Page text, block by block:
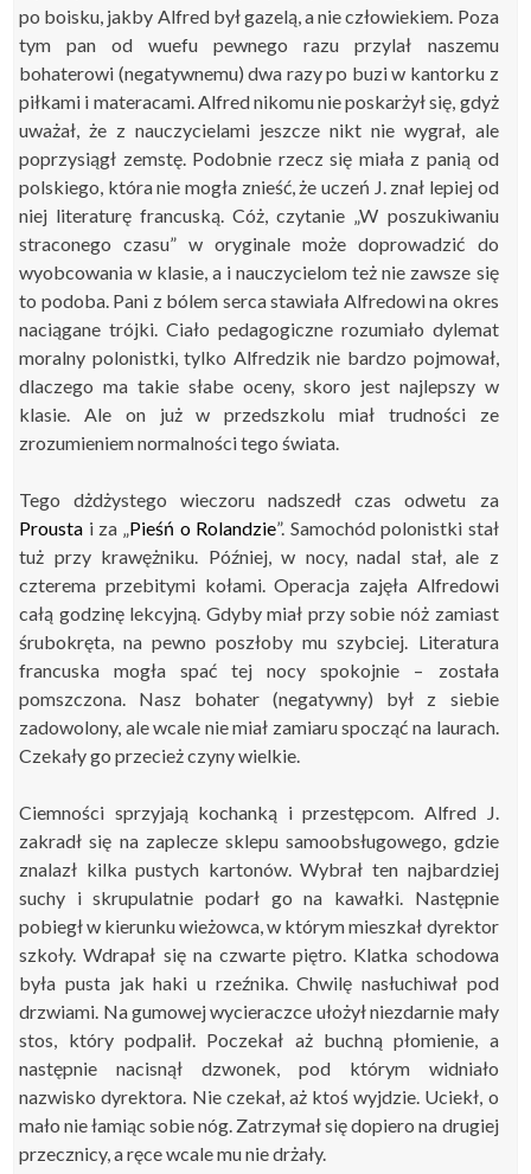
po boisku, jakby Alfred był gazelą, a nie człowiekiem. Poza
tym pan od wuefu pewnego razu przylał naszemu
bohaterowi (negatywnemu) dwa razy po buzi w kantorku z
piłkami i materacami. Alfred nikomu nie poskarżył się, gdyż
uważał, że z nauczycielami jeszcze nikt nie wygrał, ale
poprzysiągł zemstę. Podobnie rzecz się miała z panią od
polskiego, która nie mogła znieść, że uczeń J. znał lepiej od
niej literaturę francuską. Cóż, czytanie „W poszukiwaniu
straconego czasu” w oryginale może doprowadzić do
wyobcowania w klasie, a i nauczycielom też nie zawsze się
to podoba. Pani z bólem serca stawiała Alfredowi na okres
naciągane trójki. Ciało pedagogiczne rozumiało dylemat
moralny polonistki, tylko Alfredzik nie bardzo pojmował,
dlaczego ma takie słabe oceny, skoro jest najlepszy w
klasie. Ale on już w przedszkolu miał trudności ze
zrozumieniem normalności tego świata.
Tego dżdżystego wieczoru nadszedł czas odwetu za
Prousta i za „Pieśń o Rolandzie”. Samochód polonistki stał
tuż przy krawężniku. Później, w nocy, nadal stał, ale z
czterema przebitymi kołami. Operacja zajęła Alfredowi
całą godzinę lekcyjną. Gdyby miał przy sobie nóż zamiast
śrubokręta, na pewno poszłoby mu szybciej. Literatura
francuska mogła spać tej nocy spokojnie – została
pomszczona. Nasz bohater (negatywny) był z siebie
zadowolony, ale wcale nie miał zamiaru spocząć na laurach.
Czekały go przecież czyny wielkie.
Ciemności sprzyjają kochanką i przestępcom. Alfred J.
zakradł się na zaplecze sklepu samoobsługowego, gdzie
znalazł kilka pustych kartonów. Wybrał ten najbardziej
suchy i skrupulatnie podarł go na kawałki. Następnie
pobiegł w kierunku wieżowca, w którym mieszkał dyrektor
szkoły. Wdrapał się na czwarte piętro. Klatka schodowa
była pusta jak haki u rzeźnika. Chwilę nasłuchiwał pod
drzwiami. Na gumowej wycieraczce ułożył niezdarnie mały
stos, który podpalił. Poczekał aż buchną płomienie, a
następnie nacisnął dzwonek, pod którym widniało
nazwisko dyrektora. Nie czekał, aż ktoś wyjdzie. Uciekł, o
mało nie łamiąc sobie nóg. Zatrzymał się dopiero na drugiej
przecznicy, a ręce wcale mu nie drżały.